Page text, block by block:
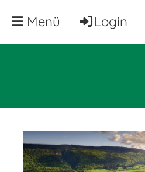
Login
Menü